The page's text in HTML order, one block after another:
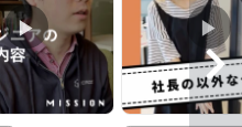
▶︎ ▶︎